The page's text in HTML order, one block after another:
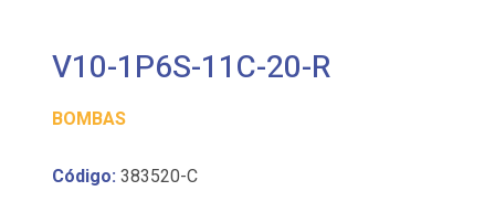
V10-1P6S-11C-20-R
BOMBAS
Código: 383520-C